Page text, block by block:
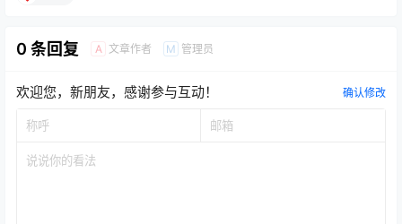
0 条回复 A 文章作者 M 管理员
欢迎您，新朋友，感谢参与互动！ 确认修改